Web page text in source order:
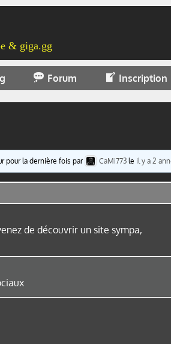
& giga.gg
Forum Inscription
pour la dernière fois par CaMi773 le il y a 2
de découvrir un site sympa,